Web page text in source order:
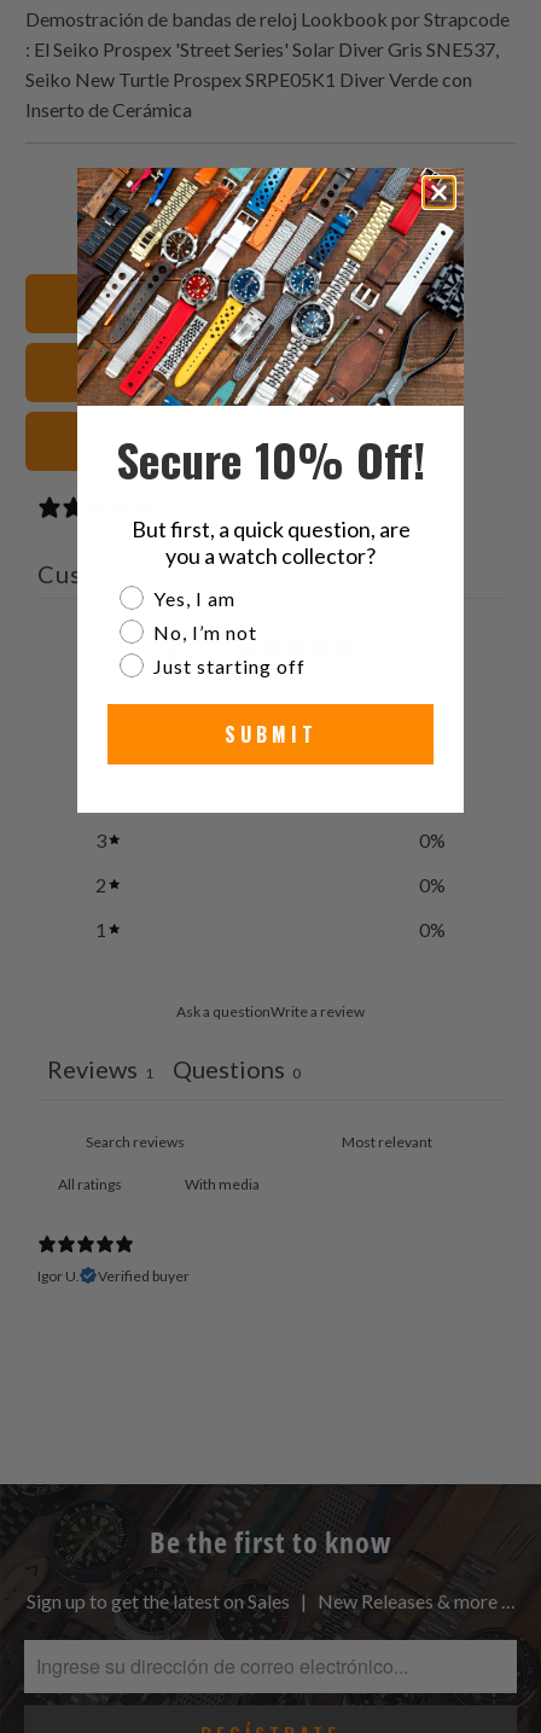
Demostración de bandas de reloj Lookbook porStrapcode
: El Seiko Prospex 'Street Series' Solar Diver Gris SNE537,
Seiko New Turtle Prospex SRPE05K1 Diver Verde con
Inserto de Cerámica
Comparte
esto
en
Twitter
Comparte
esto
en
Facebook
Compartir
esto
en
Pinterest
Email
this
to
a
friend
22mm Correas de reloj
Cuero Correas de reloj
grises Correas de reloj
Customer reviews
5 / 51 review
3
0%
2
0%
1
0%
Ask a questionWrite a review
Reviews 1 Questions 0
With media
Igor U. Verified buyer
Be the first to know
Sign up to get the latest on Sales | New Releases & more …
Secure 10% Off!
But first, a quick question, are
you a watch collector?
Are you a watch collector?
Yes, I am
No, I’m not
Just starting off
SUBMIT